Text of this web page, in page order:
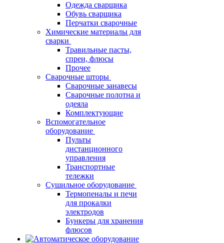
Одежда сварщика
Обувь сварщика
Перчатки сварочные
Химические материалы для
сварки
Травильные пасты,
спреи, флюсы
Прочее
Сварочные шторы
Сварочные занавесы
Сварочные полотна и
одеяла
Комплектующие
Вспомогательное
оборудование
Пульты
дистанционного
управления
Транспортные
тележки
Сушильное оборудование
Термопеналы и печи
для прокалки
электродов
Бункеры для хранения
флюсов